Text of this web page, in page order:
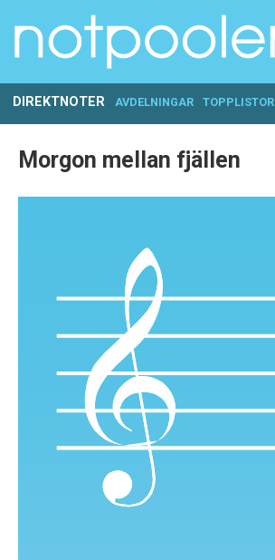
DIREKTNOTER AVDELNINGAR TOPPLISTOR
Morgon mellan fjällen